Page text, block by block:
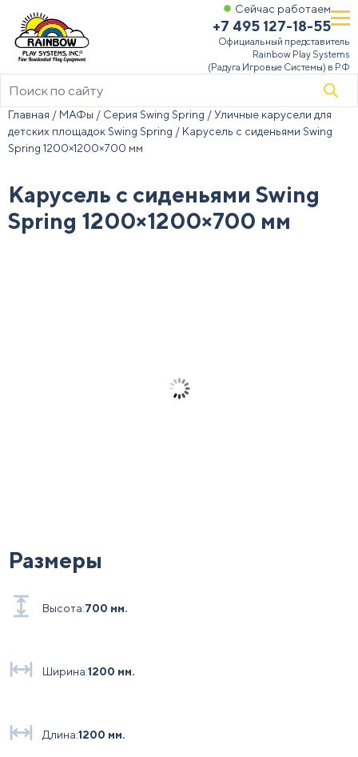
Сейчас работаем
+7 495 127-18-55
Официальный представитель
Rainbow Play Systems
(Радуга Игровые Системы) в РФ
Поиск
товаров
Главная / МАФы / Серия Swing Spring /Уличные карусели для
детских площадок Swing Spring / Карусель с сиденьями Swing
Spring 1200×1200×700 мм
Карусель с сиденьями Swing
Spring 1200×1200×700 мм
Размеры
Высота:700 мм.
Ширина:1200 мм.
Длина:1200 мм.